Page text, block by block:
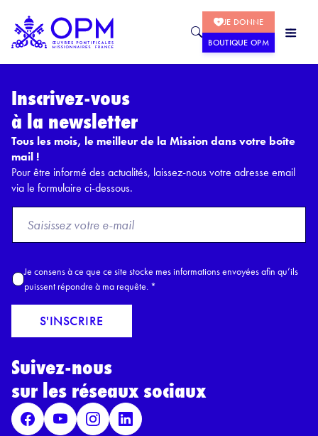
JE DONNE
BOUTIQUE OPM
Inscrivez-vous
à la newsletter
Tous les mois, le meilleur de la Mission dans votre boîte
mail !
Pour être informé des actualités, laissez-nous votre adresse email
via le formulaire ci-dessous.
o
E
a
l
A
c
c
r
R
P
D
*
Je consens à ce que ce site stocke mes informations envoyées afin qu’ils
puissent répondre à ma requête. *
S'INSCRIRE
Suivez-nous
sur les réseaux sociaux